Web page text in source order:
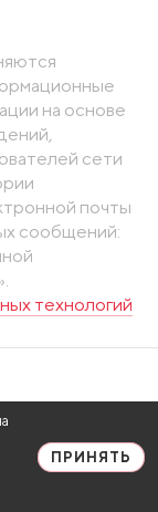
на основе
сети
почты
сообщений:
технологий
ПРИНЯТЬ